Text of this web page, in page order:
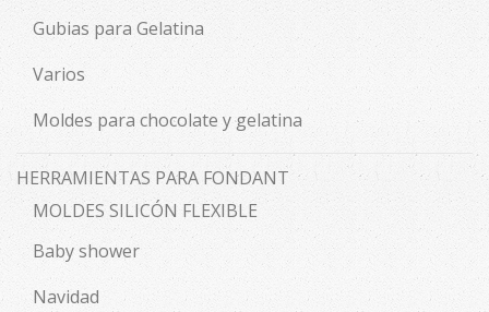
Gubias para Gelatina
Varios
Moldes para chocolate y gelatina
HERRAMIENTAS PARA FONDANT
MOLDES SILICÓN FLEXIBLE
Baby shower
Navidad